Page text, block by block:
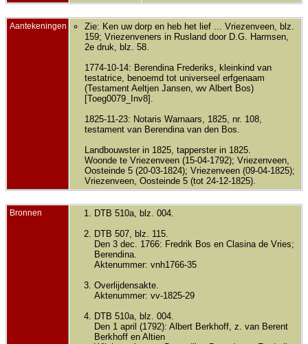
Aantekeningen
Zie: Ken uw dorp en heb het lief ... Vriezenveen, blz.
159; Vriezenveners in Rusland door D.G. Harmsen,
2e druk, blz. 58.
1774-10-14: Berendina Frederiks, kleinkind van
testatrice, benoemd tot universeel erfgenaam
(Testament Aeltjen Jansen, wv Albert Bos)
[Toeg0079_Inv8].
1825-11-23: Notaris Warnaars, 1825, nr. 108,
testament van Berendina van den Bos.
Landbouwster in 1825, tapperster in 1825.
Woonde te Vriezenveen (15-04-1792); Vriezenveen,
Oosteinde 5 (20-03-1824); Vriezenveen (09-04-1825);
Vriezenveen, Oosteinde 5 (tot 24-12-1825).
Bronnen
DTB 510a, blz. 004.
DTB 507, blz. 115.
Den 3 dec. 1766: Fredrik Bos en Clasina de Vries;
Berendina.
Aktenummer: vnh1766-35
Overlijdensakte.
Aktenummer: vv-1825-29
DTB 510a, blz. 004.
Den 1 april (1792): Albert Berkhoff, z. van Berent
Berkhoff en Altien